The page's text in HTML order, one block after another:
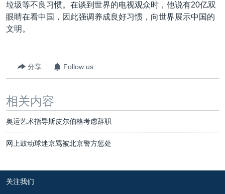
索
美洲
全球议题
劳工
环境
美中关系
美国建国250周年
美国之音专访
重要讲话与声明
台海两岸关系
南中国海争端
GEN Z 看美国
中文广播
其他语言网站
垃圾等不良习惯。在谈到世界的电视观众时，他说有20亿双
眼睛在看中国，因此强调养成良好习惯，向世界展示中国的
文明。
分享 Follow us
相关内容
奥运艺术指导斯皮尔伯格考虑辞职
网上鼓动球迷京骂被北京警方惩处
关注我们